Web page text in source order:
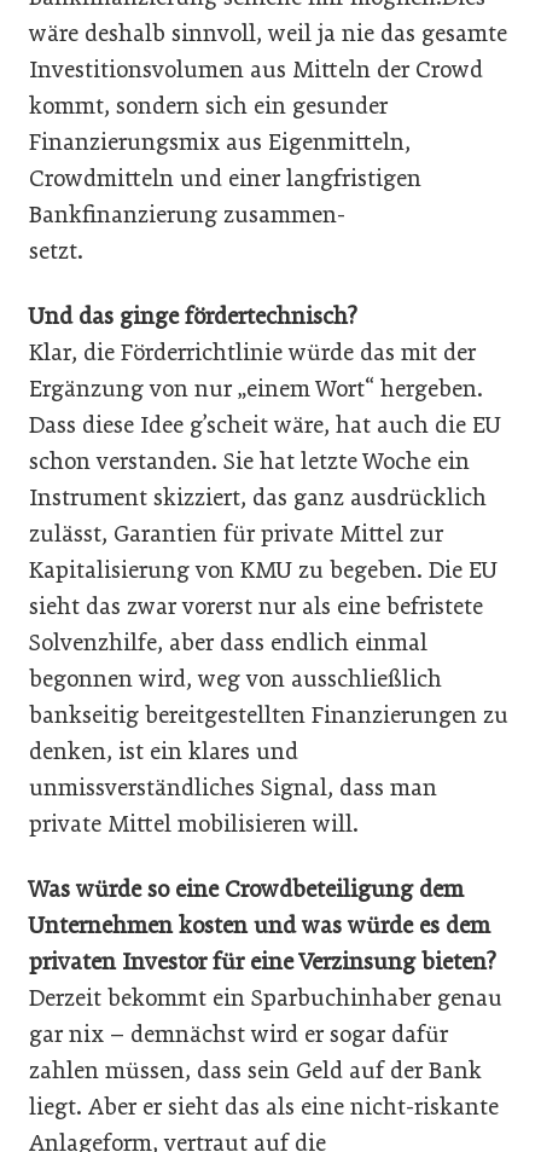
wäre deshalb sinnvoll, weil ja nie das gesamte
Investitionsvolumen aus Mitteln der Crowd
kommt, sondern sich ein gesunder
Finanzierungsmix aus Eigenmitteln,
Crowdmitteln und einer langfristigen
Bankfinanzierung zusammen-
setzt.
Und das ginge fördertechnisch?
Klar, die Förderrichtlinie würde das mit der
Ergänzung von nur „einem Wort“ hergeben.
Dass diese Idee g’scheit wäre, hat auch die EU
schon verstanden. Sie hat letzte Woche ein
Instrument skizziert, das ganz ausdrücklich
zulässt, Garantien für private Mittel zur
Kapitalisierung von KMU zu begeben. Die EU
sieht das zwar vorerst nur als eine befristete
Solvenzhilfe, aber dass endlich einmal
begonnen wird, weg von ausschließlich
bankseitig bereitgestellten Finanzierungen zu
denken, ist ein klares und
unmissverständliches Signal, dass man
private Mittel mobilisieren will.
Was würde so eine Crowdbeteiligung dem
Unternehmen kosten und was würde es dem
privaten Investor für eine Verzinsung bieten?
Derzeit bekommt ein Sparbuchinhaber genau
gar nix – demnächst wird er sogar dafür
zahlen müssen, dass sein Geld auf der Bank
liegt. Aber er sieht das als eine nicht-riskante
Anlageform, vertraut auf die